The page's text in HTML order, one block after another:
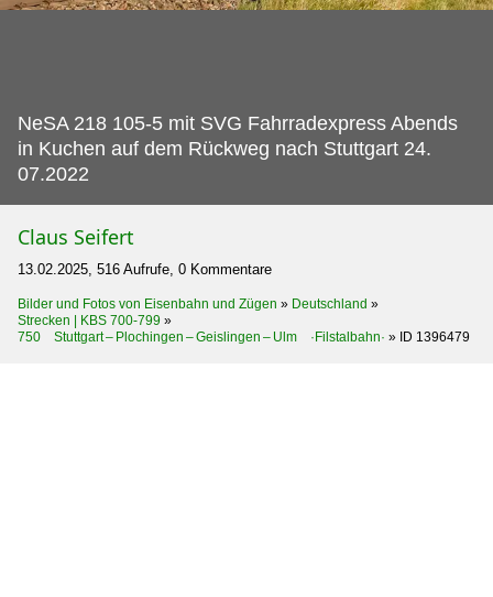
NeSA 218 105-5 mit SVG Fahrradexpress Abends
in Kuchen auf dem Rückweg nach Stuttgart 24.
07.2022
Claus Seifert
13.02.2025, 516 Aufrufe, 0 Kommentare
Bilder und Fotos von Eisenbahn und Zügen » Deutschland »
Strecken | KBS 700-799 »
750 Stuttgart – Plochingen – Geislingen – Ulm ·Filstalbahn· » ID 1396479